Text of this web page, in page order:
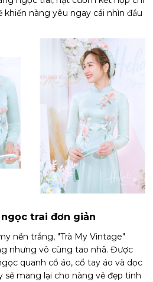
nàng yêu ngay cái nhìn đầu
trai đơn giản
nền trắng, "Trà My Vintage"
nhưng vô cùng tao nhã. Được
quanh cổ áo, cổ tay áo và dọc
sẽ mang lại cho nàng vẻ đẹp tinh